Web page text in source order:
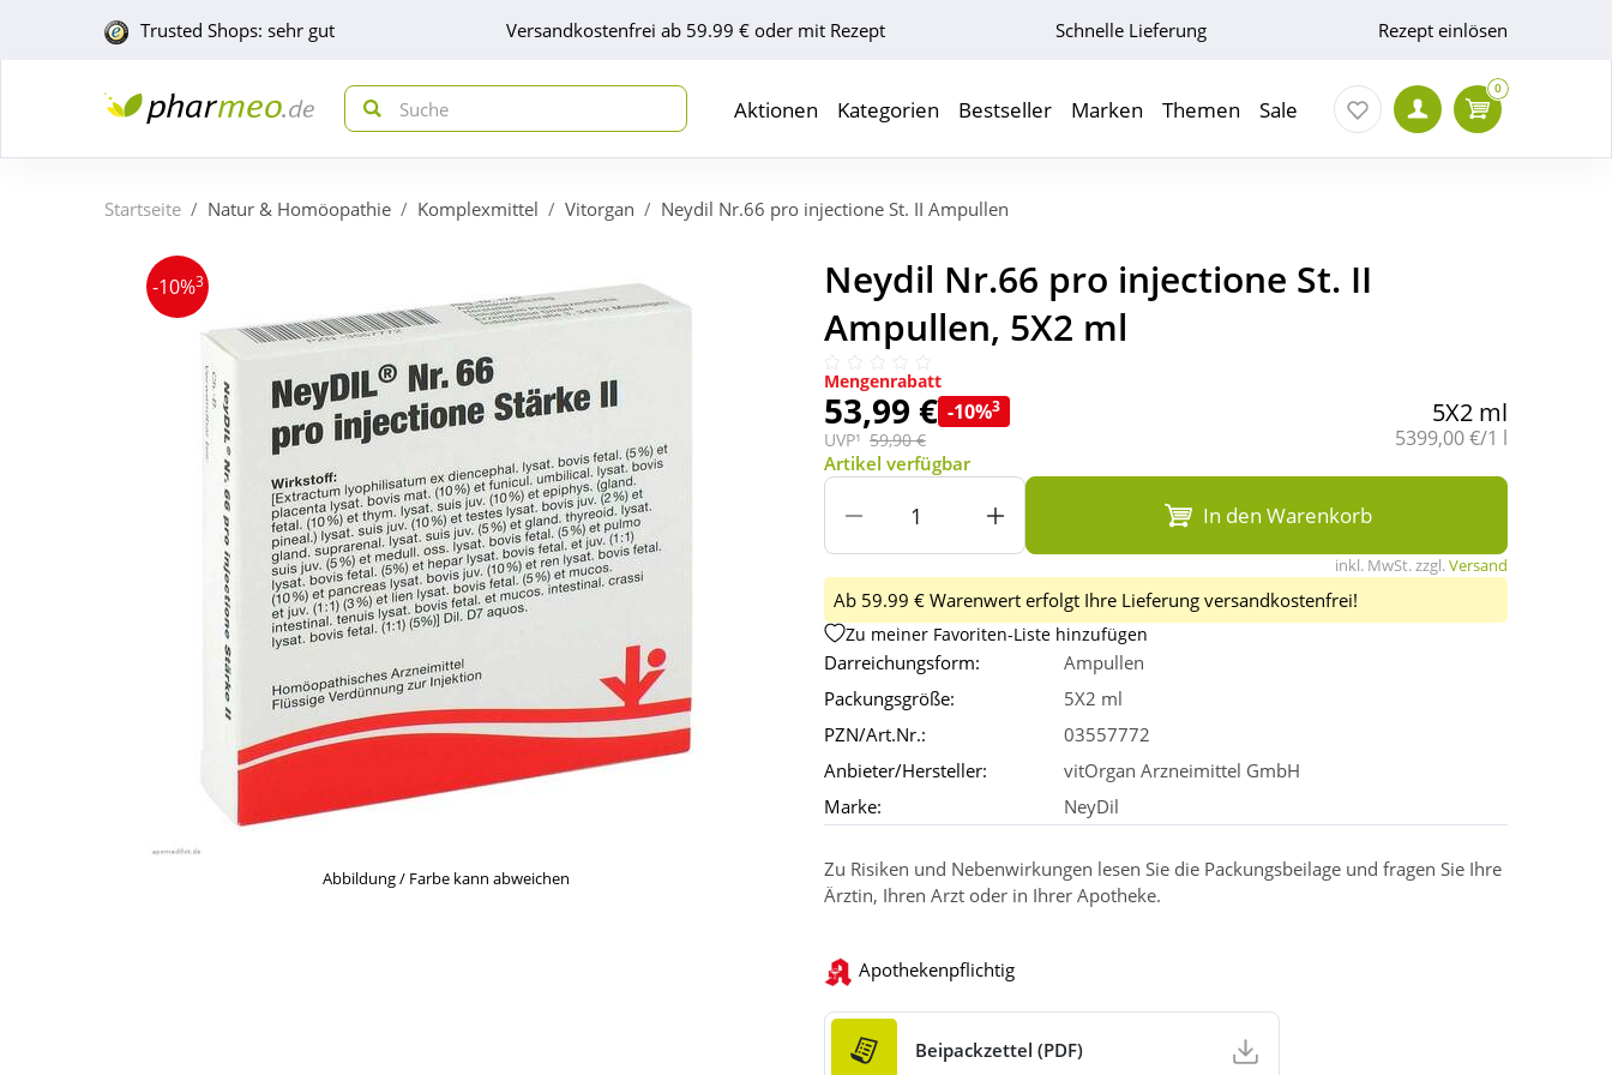
Trusted Shops: sehr gut Versandkostenfrei ab 59.99 € oder mit Rezept Schnelle Lieferung Rezept einlösen
Aktionen Kategorien Bestseller Marken Themen Sale
0
Startseite Natur & Homöopathie Komplexmittel Vitorgan Neydil Nr.66 pro injectione St. II Ampullen
-10%3
Abbildung / Farbe kann abweichen
Neydil Nr.66 pro injectione St. II
Ampullen, 5X2 ml
Mengenrabatt
53,99 € -10%3
UVP¹ 59,90 €
5X2 ml
Grundpreis:
5399,00 €/1 l
Artikel verfügbar
In den Warenkorb
inkl. MwSt. zzgl.Versand
Ab 59.99 € Warenwert erfolgt Ihre Lieferung versandkostenfrei!
Zu meiner Favoriten-Liste hinzufügen
Darreichungsform:
Ampullen
Packungsgröße:
5X2 ml
PZN/Art.Nr.:
03557772
Anbieter/Hersteller:
vitOrgan Arzneimittel GmbH
Marke:
NeyDil
Zu Risiken und Nebenwirkungen lesen Sie die Packungsbeilage und fragen Sie Ihre
Ärztin, Ihren Arzt oder in Ihrer Apotheke.
Apothekenpflichtig
Beipackzettel (PDF)